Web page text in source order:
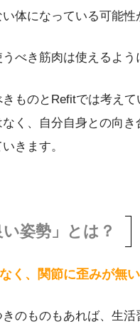
体になっている可能性
べき筋肉は使えるよう
ものとRefitでは考え
く、自分自身との向
きます。
姿勢」とは？
く、関節に歪みが無
のものもあれば、生